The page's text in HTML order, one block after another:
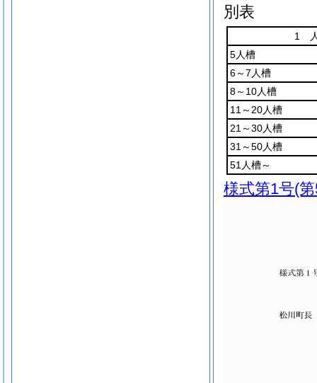
別表
1
5人槽
6～7人槽
8～10人槽
11～20人槽
21～30人槽
31～50人槽
51人槽～
様式第1号(